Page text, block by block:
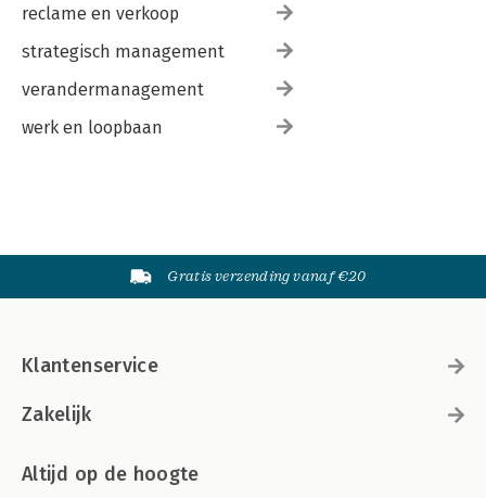
reclame en verkoop
strategisch management
verandermanagement
werk en loopbaan
Gratis verzending vanaf €20
Klantenservice
Zakelijk
Altijd op de hoogte